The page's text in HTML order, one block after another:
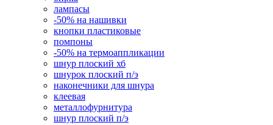
лампасы
-50% на нашивки
кнопки пластиковые
помпоны
-50% на термоаппликации
шнур плоский хб
шнурок плоский п/э
наконечники для шнура
клеевая
металлофурнитура
шнур плоский п/э